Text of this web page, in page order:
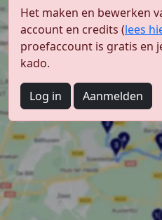
Het maken en bewerken
account en credits (lees
proefaccount is gratis en
kado.
Log in Aanmelden